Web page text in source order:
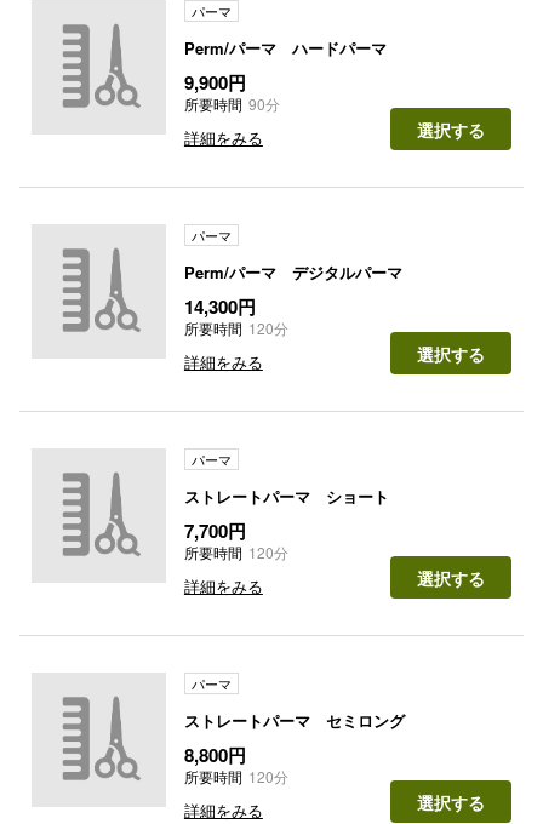
パーマ
Perm/パーマ ハードパーマ
9,900円
所要時間 90分
詳細をみる 選択する
パーマ
Perm/パーマ デジタルパーマ
14,300円
所要時間 120分
詳細をみる 選択する
パーマ
ストレートパーマ ショート
7,700円
所要時間 120分
詳細をみる 選択する
パーマ
ストレートパーマ セミロング
8,800円
所要時間 120分
詳細をみる 選択する